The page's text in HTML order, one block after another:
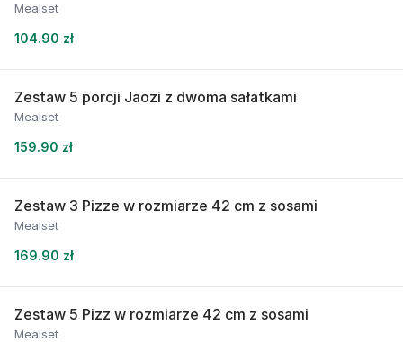
Mealset
104.90 zł
Zestaw 5 porcji Jaozi z dwoma sałatkami
Mealset
159.90 zł
Zestaw 3 Pizze w rozmiarze 42 cm z sosami
Mealset
169.90 zł
Zestaw 5 Pizz w rozmiarze 42 cm z sosami
Mealset